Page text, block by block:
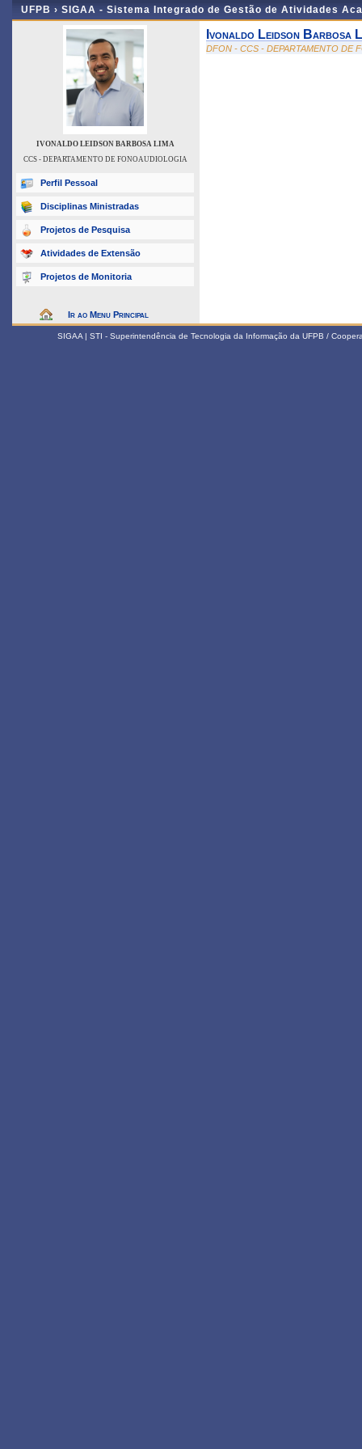
UFPB › SIGAA - Sistema Integrado de Gestão de Atividades
IVONALDO LEIDSON BARBOSA LIMA
CCS - DEPARTAMENTO DE FONOAUDIOLOGIA
Perfil Pessoal
Disciplinas Ministradas
Projetos de Pesquisa
Atividades de Extensão
Projetos de Monitoria
Ir ao Menu Principal
Ivonaldo Leidson Barbosa
DFON - CCS - DEPARTAMENTO DE
SIGAA | STI - Superintendência de Tecnologia da Informação da UFPB /